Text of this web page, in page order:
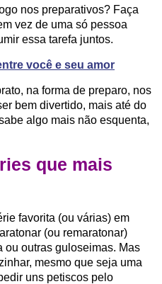
nos preparativos? Faça
vez de uma só pessoa
essa tarefa juntos.
você e seu amor
na forma de preparo, nos
bem divertido, mais até do
algo mais não esquenta,
que mais
favorita (ou várias) em
(ou remaratonar)
ou outras guloseimas. Mas
mesmo que seja uma
uns petiscos pelo